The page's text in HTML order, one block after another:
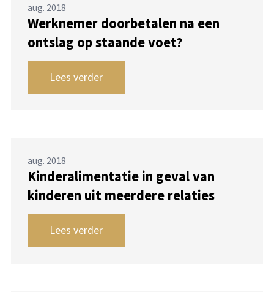
aug. 2018
Werknemer doorbetalen na een
ontslag op staande voet?
Lees verder
aug. 2018
Kinderalimentatie in geval van
kinderen uit meerdere relaties
Lees verder